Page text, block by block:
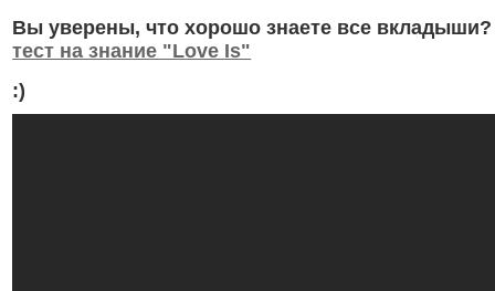
Вы уверены, что хорошо знаете все
тест на знание "Love Is"
:)